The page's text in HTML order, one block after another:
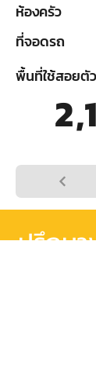
ห้องครัว
ที่จอดรถ
พื้นที่ใช้สอยตั
ปรึกษ